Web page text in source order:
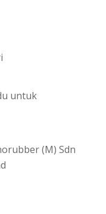
untuk
(M) Sdn